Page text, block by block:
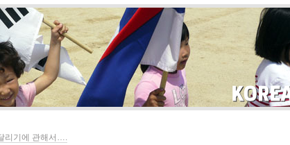
리기에 관해서….